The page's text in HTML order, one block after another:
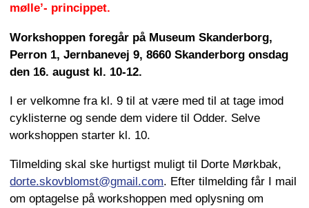
mølle’- princippet.
Workshoppen foregår på Museum Skanderborg,
Perron 1, Jernbanevej 9, 8660 Skanderborg onsdag
den 16. august kl. 10-12.
I er velkomne fra kl. 9 til at være med til at tage imod
cyklisterne og sende dem videre til Odder. Selve
workshoppen starter kl. 10.
Tilmelding skal ske hurtigst muligt til Dorte Mørkbak,
dorte.skovblomst@gmail.com. Efter tilmelding får I mail
om optagelse på workshoppen med oplysning om